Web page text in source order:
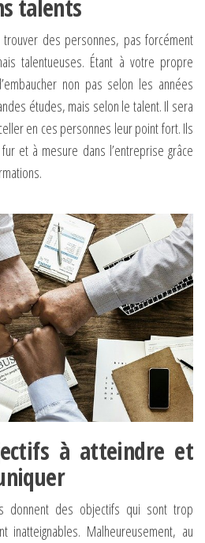
talents
des personnes, pas forcément
talentueuses. Étant à votre propre
non pas selon les années
études, mais selon le talent. Il sera
en ces personnes leur point fort. Ils
et à mesure dans l’entreprise grâce
à atteindre et
donnent des objectifs qui sont trop
inatteignables. Malheureusement, au